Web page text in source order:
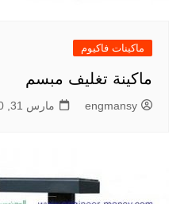
ماكينات فاكيوم
ماكينة تغليف مبسم
engmansy مارس 31, 2020